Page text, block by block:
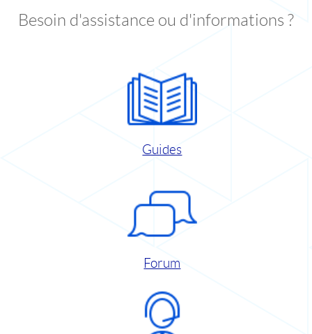
Besoin d'assistance ou d'informations ?
Guides
Forum